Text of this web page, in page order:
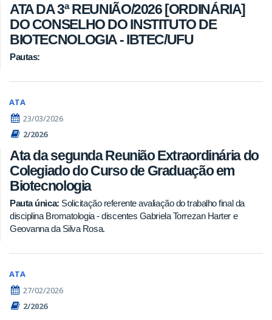
ATA DA 3ª REUNIÃO/2026 [ORDINÁRIA]
DO CONSELHO DO INSTITUTO DE
BIOTECNOLOGIA - IBTEC/UFU
Pautas:
ATA
23/03/2026
2/2026
Ata da segunda Reunião Extraordinária do
Colegiado do Curso de Graduação em
Biotecnologia
Pauta única: Solicitação referente avaliação do trabalho final da
disciplina Bromatologia - discentes Gabriela Torrezan Harter e
Geovanna da Silva Rosa.
ATA
27/02/2026
2/2026